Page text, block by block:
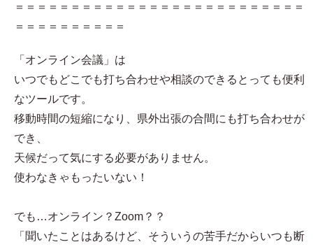
＝＝＝＝＝＝＝＝＝＝＝＝＝＝＝＝＝＝＝＝＝＝＝＝＝＝
＝＝＝＝＝＝＝＝＝＝
「オンライン会議」は
いつでもどこでも打ち合わせや相談のできるとっても便利
なツールです。
移動時間の短縮になり、県外出張の合間にも打ち合わせが
でき、
天候だって気にする必要がありません。
使わなきゃもったいない！
でも…オンライン？Zoom？？
「聞いたことはあるけど、そういうの苦手だからいつも断